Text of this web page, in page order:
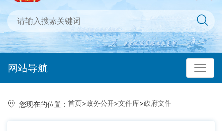
网站导航
您现在的位置： 首页>政务公开>文件库>政府文件